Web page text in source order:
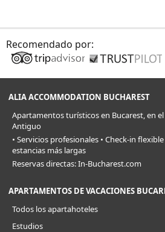
Recomendado por:
ALIA ACCOMMODATION BUCHAREST
Apartamentos turísticos en Bucarest, en
Antiguo
• Servicios profesionales • Check-in
estancias más largas
Reservas directas: In-Bucharest.com
APARTAMENTOS DE VACACIONES
Todos los apartahoteles
Estudios